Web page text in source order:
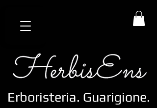
Erboristeria. Guarigione.